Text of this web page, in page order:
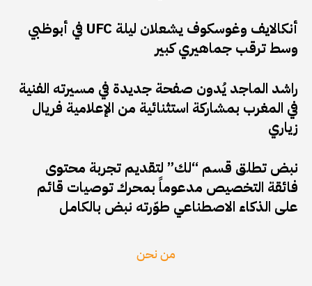
أنكالايف وغوسكوف يشعلان ليلة UFC في أبوظبي
وسط ترقب جماهيري كبير
راشد الماجد يُدون صفحة جديدة في مسيرته الفنية
في المغرب بمشاركة استثنائية من الإعلامية فريال
زياري
نبض تطلق قسم “لك” لتقديم تجربة محتوى
فائقة التخصيص مدعوماً بمحرك توصيات قائم
على الذكاء الاصطناعي طوّرته نبض بالكامل
من نحن